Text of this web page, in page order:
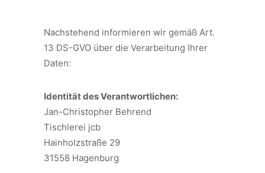
Nachstehend informieren wir gemäß Art.
13 DS-GVO über die Verarbeitung Ihrer
Daten:
Identität des Verantwortlichen:
Jan-Christopher Behrend
Tischlerei jcb
Hainholzstraße 29
31558 Hagenburg